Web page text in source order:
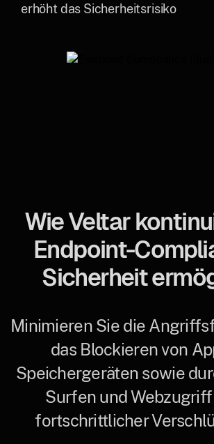
erhöht das Sicherheitsrisiko
Wie Veltar
Endpoint-
Sicherheit
Minimieren Sie die
das Blockieren von
Speichergeräten sowie
Surfen und
fortschrittlicher